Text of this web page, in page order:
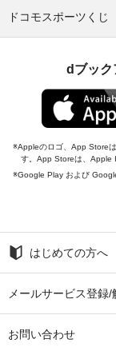
ドコモスポーツくじ
dブック
Appleのロゴ、App Store
す。App Storeは、Apple
Google Play および
はじめての方へ
メールサービス登録/
お問い合わせ